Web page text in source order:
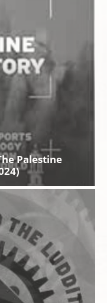
Palestine